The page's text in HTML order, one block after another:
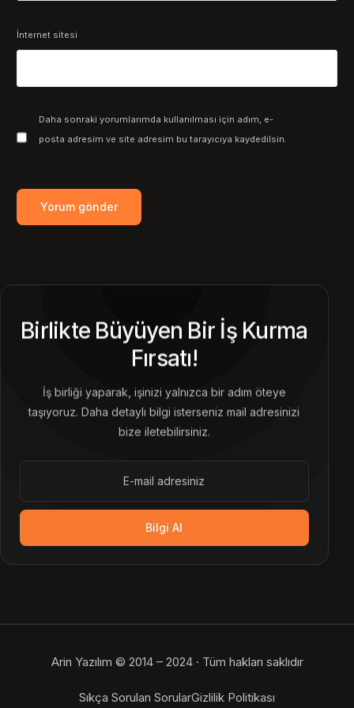
İnternet sitesi
Daha sonraki yorumlarımda kullanılması için adım, e-
posta adresim ve site adresim bu tarayıcıya kaydedilsin.
Birlikte Büyüyen Bir İş Kurma
Fırsatı!
İş birliği yaparak, işinizi yalnızca bir adım öteye
taşıyoruz. Daha detaylı bilgi isterseniz mail adresinizi
bize iletebilirsiniz.
Bilgi Al
Arin Yazılım © 2014 – 2024 · Tüm hakları saklıdır
Sıkça Sorulan SorularGizlilik Politikası